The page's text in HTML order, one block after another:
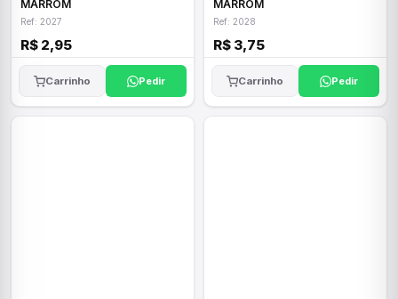
MARROM
Ref: 2027
R$ 2,95
Carrinho Pedir
MARROM
Ref: 2028
R$ 3,75
Carrinho Pedir